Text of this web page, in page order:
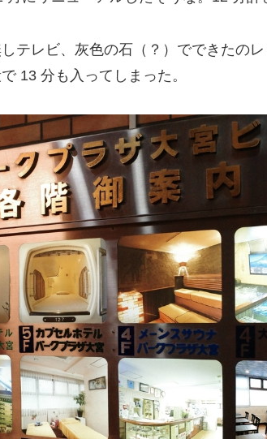
テレビ、灰色の石（？）でできたの
13 分も入ってしまった。